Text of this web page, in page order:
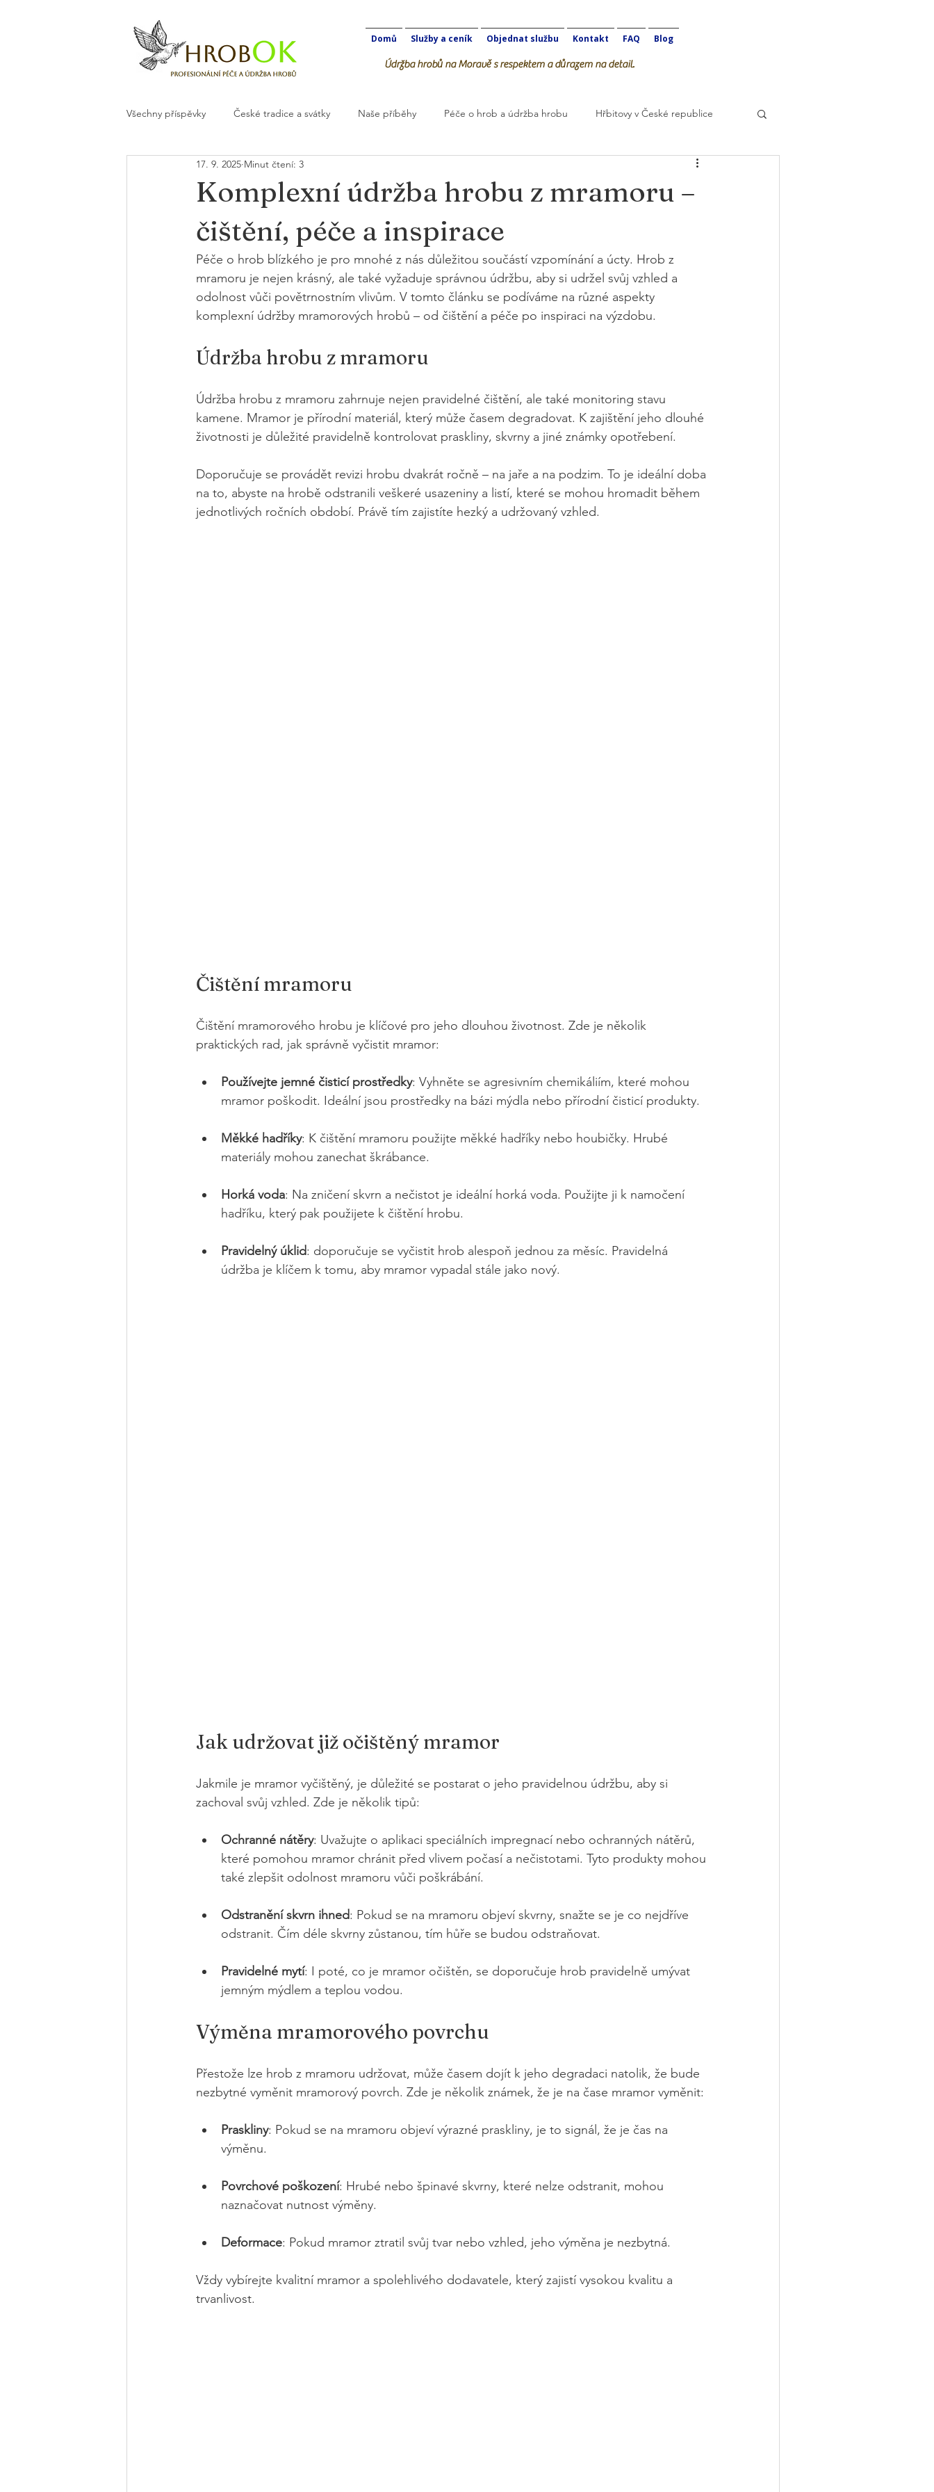
Domů Služby a ceník Objednat službu Kontakt FAQ Blog
Údržba hrobů na Moravě s respektem a důrazem na detail.
Všechny příspěvky České tradice a svátky Naše příběhy Péče o hrob a údržba hrobu Hřbitovy v České republice
Květiny a dekorace na hrob HrobOK
Komplexní údržba hrobu z mramoru –
čištění, péče a inspirace
17. 9. 2025 Minut čtení: 3
Péče o hrob blízkého je pro mnohé z nás důležitou součástí vzpomínání a úcty. Hrob z
mramoru je nejen krásný, ale také vyžaduje správnou údržbu, aby si udržel svůj vzhled a
odolnost vůči povětrnostním vlivům. V tomto článku se podíváme na různé aspekty
komplexní údržby mramorových hrobů – od čištění a péče po inspiraci na výzdobu.
Údržba hrobu z mramoru
Údržba hrobu z mramoru zahrnuje nejen pravidelné čištění, ale také monitoring stavu
kamene. Mramor je přírodní materiál, který může časem degradovat. K zajištění jeho dlouhé
životnosti je důležité pravidelně kontrolovat praskliny, skvrny a jiné známky opotřebení.
Doporučuje se provádět revizi hrobu dvakrát ročně – na jaře a na podzim. To je ideální doba
na to, abyste na hrobě odstranili veškeré usazeniny a listí, které se mohou hromadit během
jednotlivých ročních období. Právě tím zajistíte hezký a udržovaný vzhled.
Čištění mramoru
Čištění mramorového hrobu je klíčové pro jeho dlouhou životnost. Zde je několik
praktických rad, jak správně vyčistit mramor:
Používejte jemné čisticí prostředky: Vyhněte se agresivním chemikáliím, které mohou
mramor poškodit. Ideální jsou prostředky na bázi mýdla nebo přírodní čisticí produkty.
Měkké hadříky: K čištění mramoru použijte měkké hadříky nebo houbičky. Hrubé
materiály mohou zanechat škrábance.
Horká voda: Na zničení skvrn a nečistot je ideální horká voda. Použijte ji k namočení
hadříku, který pak použijete k čištění hrobu.
Pravidelný úklid: doporučuje se vyčistit hrob alespoň jednou za měsíc. Pravidelná
údržba je klíčem k tomu, aby mramor vypadal stále jako nový.
Jak udržovat již očištěný mramor
Jakmile je mramor vyčištěný, je důležité se postarat o jeho pravidelnou údržbu, aby si
zachoval svůj vzhled. Zde je několik tipů:
Ochranné nátěry: Uvažujte o aplikaci speciálních impregnací nebo ochranných nátěrů,
které pomohou mramor chránit před vlivem počasí a nečistotami. Tyto produkty mohou
také zlepšit odolnost mramoru vůči poškrábání.
Odstranění skvrn ihned: Pokud se na mramoru objeví skvrny, snažte se je co nejdříve
odstranit. Čím déle skvrny zůstanou, tím hůře se budou odstraňovat.
Pravidelné mytí: I poté, co je mramor očištěn, se doporučuje hrob pravidelně umývat
jemným mýdlem a teplou vodou.
Výměna mramorového povrchu
Přestože lze hrob z mramoru udržovat, může časem dojít k jeho degradaci natolik, že bude
nezbytné vyměnit mramorový povrch. Zde je několik známek, že je na čase mramor vyměnit:
Praskliny: Pokud se na mramoru objeví výrazné praskliny, je to signál, že je čas na
výměnu.
Povrchové poškození: Hrubé nebo špinavé skvrny, které nelze odstranit, mohou
naznačovat nutnost výměny.
Deformace: Pokud mramor ztratil svůj tvar nebo vzhled, jeho výměna je nezbytná.
Vždy vybírejte kvalitní mramor a spolehlivého dodavatele, který zajistí vysokou kvalitu a
trvanlivost.